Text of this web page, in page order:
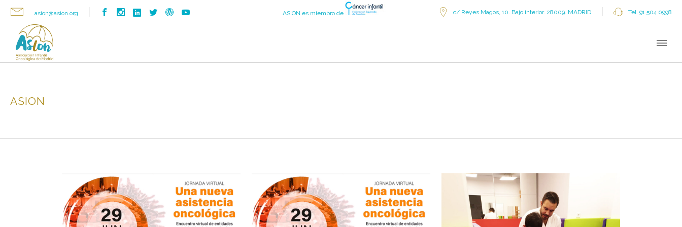
asion@asion.org ASION es miembro de c/ Reyes Magos, 10. Bajo interior. 28009. MADRID Tel. 91 504 0998
ASION